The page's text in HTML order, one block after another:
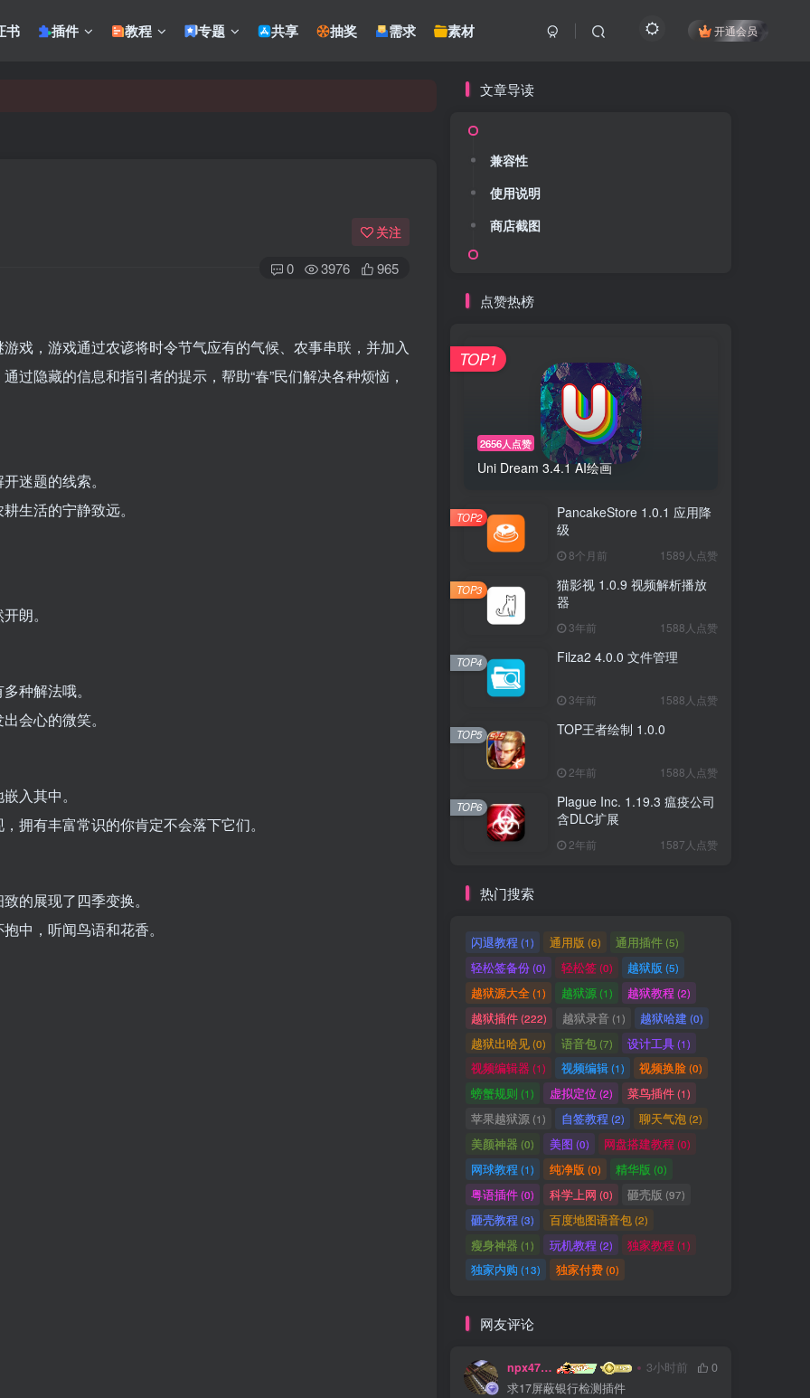
书 插件 教程 专题 共享 抽奖 需求 素材 开通会员
关注
0 3976 965
戏，游戏通过农谚将时令节气应有的气候、农事串联，并加入
过隐藏的信息和指引者的提示，帮助“春”民们解决各种烦恼，
迷题的线索。
生活的宁静致远。
朗。
种解法哦。
会心的微笑。
入其中。
拥有丰富常识的你肯定不会落下它们。
的展现了四季变换。
中，听闻鸟语和花香。
文章导读
兼容性
使用说明
商店截图
点赞热榜
2656人点赞
Uni Dream 3.4.1 AI绘画
TOP1
PancakeStore 1.0.1 应用降
级
8个月前 1589人点赞
TOP2
猫影视 1.0.9 视频解析播放
器
3年前 1588人点赞
TOP3
Filza2 4.0.0 文件管理
3年前 1588人点赞
TOP4
TOP王者绘制 1.0.0
2年前 1588人点赞
TOP5
Plague Inc. 1.19.3 瘟疫公司
含DLC扩展
2年前 1587人点赞
TOP6
热门搜索
闪退教程 (1) 通用版 (6) 通用插件(5)
轻松签备份(0) 轻松签(0) 越狱版 (5)
越狱源大全(1) 越狱源(1) 越狱教程 (2)
越狱插件(222) 越狱录音(1) 越狱哈建 (0)
越狱出哈见(0) 语音包(7) 设计工具(1)
视频编辑器(1) 视频编辑(1) 视频换脸(0)
螃蟹规则 (1) 虚拟定位 (2) 菜鸟插件(1)
苹果越狱源 (1) 自签教程 (2) 聊天气泡(2)
美颜神器 (0) 美图 (0) 网盘搭建教程 (0)
网球教程 (1) 纯净版 (0) 精华版 (0)
粤语插件(0) 科学上网 (0) 砸壳版 (97)
砸壳教程 (3) 百度地图语音包(2)
瘦身神器 (1) 玩机教程 (2) 独家教程 (1)
独家内购 (13) 独家付费(0)
网友评论
npx475805841 3小时前
0
求17屏蔽银行检测插件